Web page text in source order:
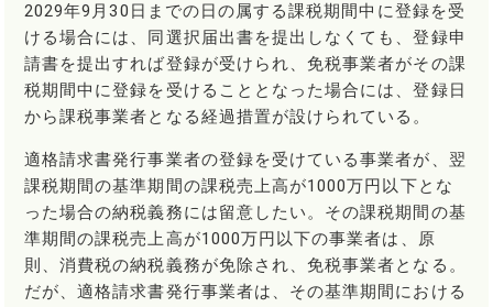
2029年9月30日までの日の属する課税期間中に登録を受
ける場合には、同選択届出書を提出しなくても、登録申
請書を提出すれば登録が受けられ、免税事業者がその課
税期間中に登録を受けることとなった場合には、登録日
から課税事業者となる経過措置が設けられている。
適格請求書発行事業者の登録を受けている事業者が、翌
課税期間の基準期間の課税売上高が1000万円以下とな
った場合の納税義務には留意したい。その課税期間の基
準期間の課税売上高が1000万円以下の事業者は、原
則、消費税の納税義務が免除され、免税事業者となる。
だが、適格請求書発行事業者は、その基準期間における